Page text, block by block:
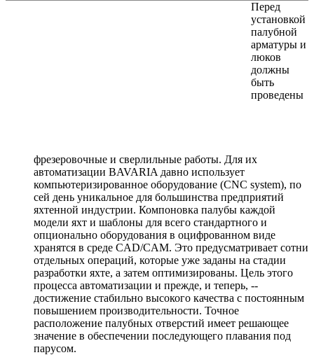
Перед
установкой
палубной
арматуры и
люков
должны
быть
проведены
фрезеровочные и сверлильные работы. Для их
автоматизации BAVARIA давно использует
компьютеризированное оборудование (CNC system), по
сей день уникальное для большинства предприятий
яхтенной индустрии. Компоновка палубы каждой
модели яхт и шаблоны для всего стандартного и
опционально оборудования в оцифрованном виде
хранятся в среде CAD/CAM. Это предусматривает сотни
отдельных операций, которые уже заданы на стадии
разработки яхте, а затем оптимизированы. Цель этого
процесса автоматизации и прежде, и теперь, --
достижение стабильно высокого качества с постоянным
повышением производительности. Точное
расположение палубных отверстий имеет решающее
значение в обеспечении последующего плавания под
парусом.